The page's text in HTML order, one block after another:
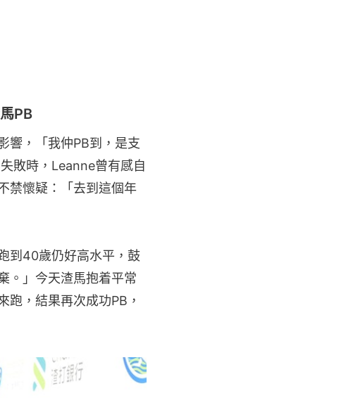
PB
響，「我仲PB到，是支
敗時，Leanne曾有感自
禁懷疑：「去到這個年
到40歲仍好高水平，鼓
。」今天渣馬抱着平常
跑，結果再次成功PB，